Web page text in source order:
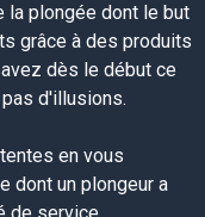
la plongée dont le but
grâce à des produits
dès le début ce
d'illusions.
en vous
dont un plongeur a